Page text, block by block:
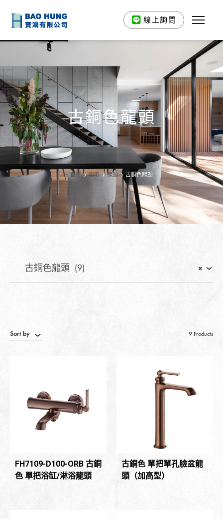
線上詢問
古銅色龍頭
首頁 衛浴 龍頭 古銅色龍頭
×
古銅色龍頭 (9)
Sort by 9 Products
FH7109-D100-ORB 古銅
色 單把浴缸/淋浴龍頭
古銅色 單把單孔臉盆龍
頭（加高型）